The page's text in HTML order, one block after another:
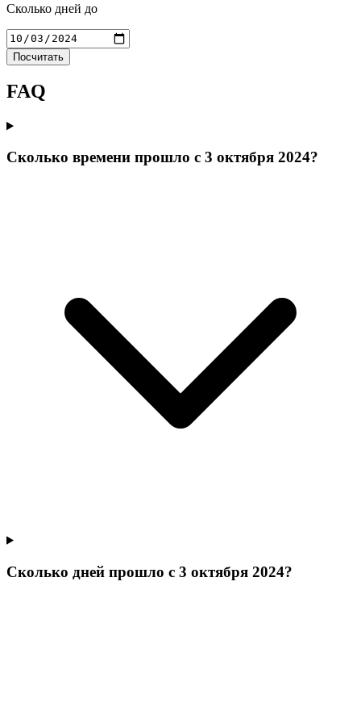
Сколько дней до
Посчитать
FAQ
Сколько времени прошло с 3 октября 2024?
Сколько дней прошло с 3 октября 2024?